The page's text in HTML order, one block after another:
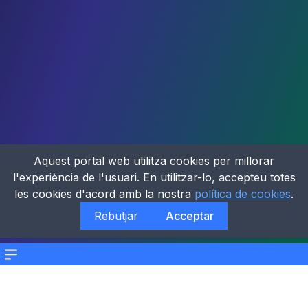
Menu
Aquest portal web utilitza cookies per millorar
l'experiència de l'usuari. En utilitzar-lo, accepteu totes
les cookies d'acord amb la nostra política de cookies.
Rebutjar
Acceptar